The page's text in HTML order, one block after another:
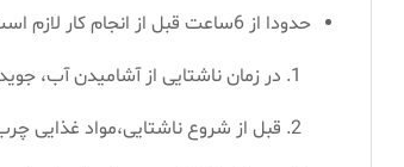
حدودا از 6ساعت قبل از انجام کار لازم است که به صورت کامل ناشتا باشید.
در زمان ناشتایی از آشامیدن آب،
قبل از شروع ناشتایی،مواد غذایی